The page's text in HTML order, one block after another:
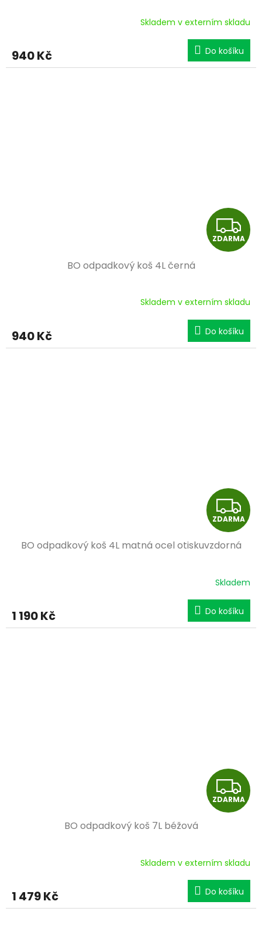
R
M
A
Skladem v externím skladu
940 Kč Do košíku
Z
D
R
M
A
ZDARMA
BO odpadkový koš 4L černá
Skladem v externím skladu
940 Kč Do košíku
Z
D
A
R
M
A
ZDARMA
BO odpadkový koš 4L matná ocel otiskuvzdorná
Skladem
1 190 Kč Do košíku
Z
D
R
M
A
ZDARMA
BO odpadkový koš 7L béžová
Skladem v externím skladu
1 479 Kč Do košíku